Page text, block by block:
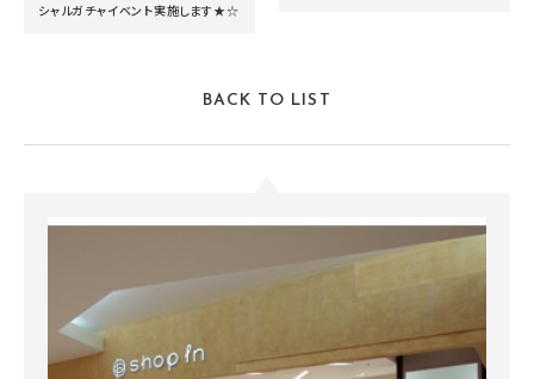
シャルガチャイベント実施します★☆
BACK TO LIST